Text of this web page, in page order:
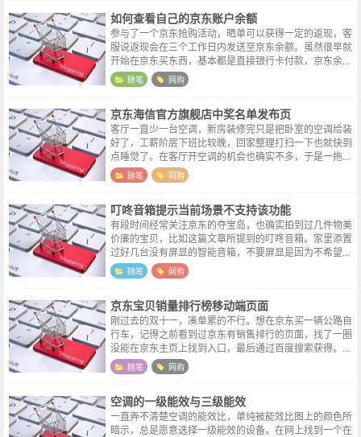
如何查看自己的京东账户余额
参与了一个京东抢购活动，晒单可以获得一定的返现，客
服说返现会在三个工作日内发送至京东余额。虽然很早就
开始在京东买东西，基本都是直接银行卡付款，京东余额
是指什么还真不太清楚，所以特地打开app查找了一下：
进入手机，点击京东app图标；进...
随笔 网购
京东海信官方旗舰店中奖名单发布页
客厅一直少一台空调，新房装修完只是把卧室的空调给装
好了，工薪阶层下班比较晚，回家整理打扫一下也就快到
点睡觉了。在客厅开空调的机会也确实不多，于是一拖就
是三年，今年媳妇耳提面命，要求把空调补上，于是在京
东海信官方旗舰店蹲点守了一台。双十...
随笔 网购
叮咚音箱提示当前场景不支持该功能
有段时间经常关注京东的夺宝岛，也确实拍到过几件物美
价廉的宝贝，比如这篇文章所提到的叮咚音箱。家里添置
过好几台没有屏显的智能音箱，不要屏显是因为不希望孩
子一直盯着屏幕看，而且语音控制的东西，往往也不会一
直拿在手边，即使出现了不适合孩子观...
随笔 网购
京东宝贝销量排行榜移动端页面
刚过去的双十一，凑单累的不行。想在京东买一辆公路自
行车，记得之前看到过京东有销售排行的页面，找了一圈
没能在京东主页上找到入口，最后通过百度搜索获得。移
动端销量排行页销量排行页面的实际地址如下：https://ra
nking.m.jd....
随笔 网购
空调的一级能效与三级能效
一直弄不清楚空调的能效比，单纯被能效比图上的颜色所
暗示，总是愿意选择一级能效的设备。在网上找到一个在